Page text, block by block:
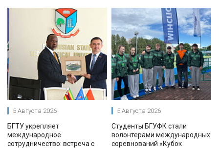
5 Августа 2026
БГТУ укрепляет
международное
сотрудничество: встреча с
5 Августа 2026
Студенты БГУФК стали
волонтерами международных
соревнований «Кубок